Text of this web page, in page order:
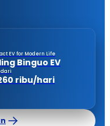
EV for Modern Life
Binguo EV
dari
ribu/hari